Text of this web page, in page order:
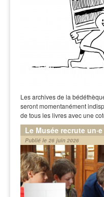
Les archives de la
seront momentanément
de tous les livres avec une
Le Musée recrute
Publié le 26 juin 2026